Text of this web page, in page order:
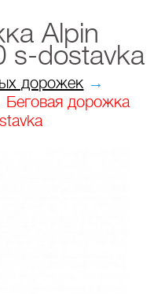
Alpin
s-dostavka
дорожек →
Беговая дорожка